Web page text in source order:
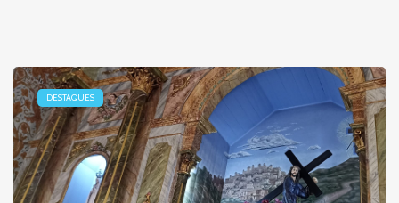
DESTAQUES